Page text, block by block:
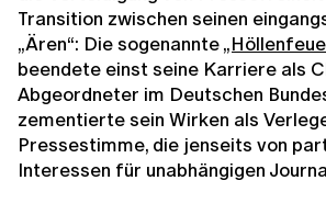
Transition zwischen seinen
„Ären“: Die sogenannte
beendete einst seine Karriere als
Abgeordneter im Deutschen
zementierte sein Wirken als
Pressestimme, die jenseits von
Interessen für unabhängigen